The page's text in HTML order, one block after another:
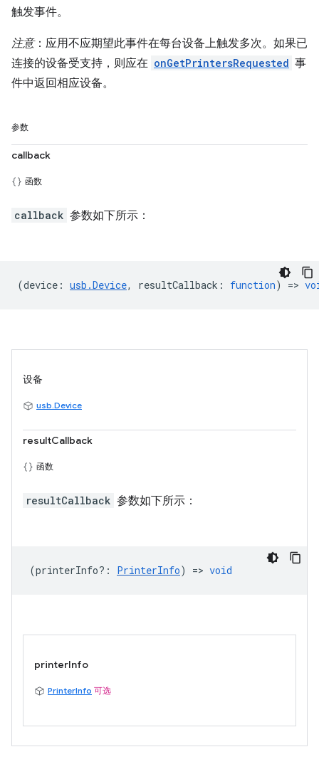
触发事件。
注意：应用不应期望此事件在每台设备上触发多次。如果已
连接的设备受支持，则应在 onGetPrintersRequested 事
件中返回相应设备。
参数
callback
函数
callback 参数如下所示：
(device : usb.Device, resultCallback : function) =>
设备
usb.Device
resultCallback
函数
resultCallback 参数如下所示：
(printerInfo? : PrinterInfo) => void
printerInfo
PrinterInfo 可选